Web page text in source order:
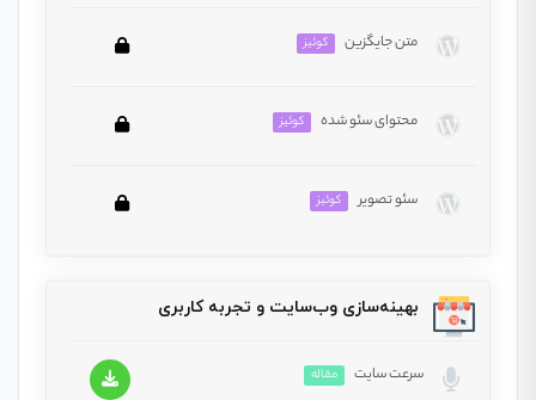
این بخش خصوصی می باشد. برای دسترسی کامل به
متن جایگزین کوئیز
این بخش خصوصی می باشد. برای دسترسی کامل به
محتوای سئو شده کوئیز
این بخش خصوصی می باشد. برای دسترسی کامل به
سئو تصویر کوئیز
دروس این دوره باید این دوره را خریداری نمایید.
بهینه‌سازی وب‌سایت و تجربه کاربری
سرعت سایت مقاله